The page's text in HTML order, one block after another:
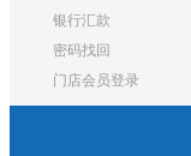
银行汇款
密码找回
门店会员登录